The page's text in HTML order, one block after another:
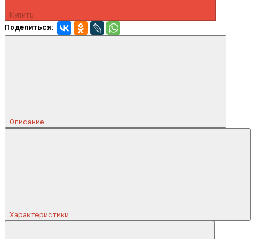
Купить
Поделиться:
Описание
Характеристики